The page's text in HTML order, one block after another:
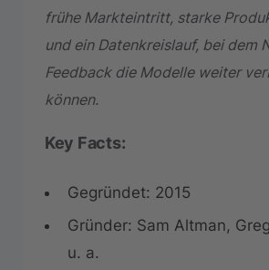
frühe Markteintritt, starke
und ein Datenkreislauf, bei dem
Feedback die Modelle weiter
können.
Key Facts:
Gegründet: 2015
Gründer: Sam Altman,
u. a.